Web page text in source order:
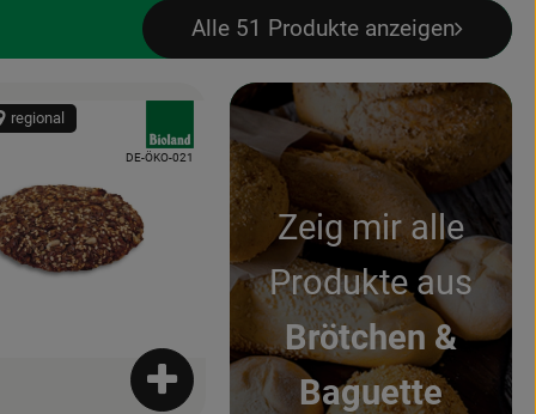
Alle 51 Produkte anzeigen
hinzufügen
Produkt zum Warenkorb hinzufügen
, Kontrollstelle:
DE-ÖKO-021
regionalzu Favouriten hinzufügen
Zeig mir alle
Produkte aus
Brötchen &
Baguette